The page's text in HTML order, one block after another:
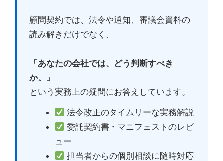
顧問契約では、法令や通知、審議会資料の
読み解きだけでなく、
「あなたの会社では、どう判断すべき
か。」
という実務上の疑問にお答えしています。
法令改正のタイムリーな実務解説
委託契約書・マニフェストのレビ
ュー
担当者からの個別相談に随時対応